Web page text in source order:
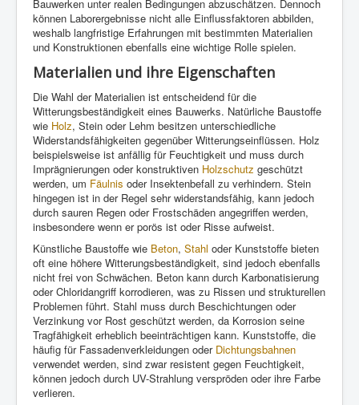
Bauwerken unter realen Bedingungen abzuschätzen. Dennoch
können Laborergebnisse nicht alle Einflussfaktoren abbilden,
weshalb langfristige Erfahrungen mit bestimmten Materialien
und Konstruktionen ebenfalls eine wichtige Rolle spielen.
Materialien und ihre Eigenschaften
Die Wahl der Materialien ist entscheidend für die
Witterungsbeständigkeit eines Bauwerks. Natürliche Baustoffe
wie Holz, Stein oder Lehm besitzen unterschiedliche
Widerstandsfähigkeiten gegenüber Witterungseinflüssen. Holz
beispielsweise ist anfällig für Feuchtigkeit und muss durch
Imprägnierungen oder konstruktiven Holzschutz geschützt
werden, um Fäulnis oder Insektenbefall zu verhindern. Stein
hingegen ist in der Regel sehr widerstandsfähig, kann jedoch
durch sauren Regen oder Frostschäden angegriffen werden,
insbesondere wenn er porös ist oder Risse aufweist.
Künstliche Baustoffe wie Beton, Stahl oder Kunststoffe bieten
oft eine höhere Witterungsbeständigkeit, sind jedoch ebenfalls
nicht frei von Schwächen. Beton kann durch Karbonatisierung
oder Chloridangriff korrodieren, was zu Rissen und strukturellen
Problemen führt. Stahl muss durch Beschichtungen oder
Verzinkung vor Rost geschützt werden, da Korrosion seine
Tragfähigkeit erheblich beeinträchtigen kann. Kunststoffe, die
häufig für Fassadenverkleidungen oder Dichtungsbahnen
verwendet werden, sind zwar resistent gegen Feuchtigkeit,
können jedoch durch UV-Strahlung verspröden oder ihre Farbe
verlieren.